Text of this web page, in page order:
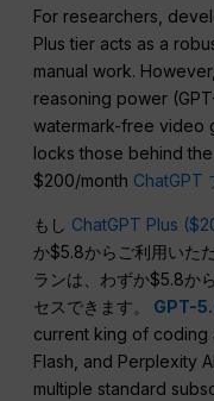
For researchers,
Plus tier acts as a
manual work.
reasoning power
watermark-free video
locks those behind
$200/month ChatGPT
もし ChatGPT Plus
か$5.8からご利用いた
ランは、わずか$5.8か
セスできます。
GPT-
current king of coding
Flash, and Perplexity
multiple standard